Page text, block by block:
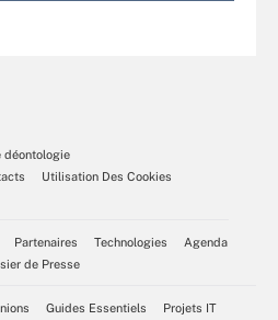
déontologie
Utilisation Des Cookies
Partenaires Technologies
Agenda
de Presse
Guides Essentiels Projets IT